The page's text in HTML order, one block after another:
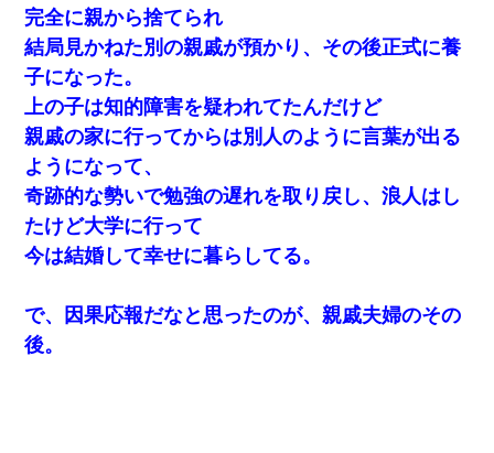
完全に親から捨てられ
結局見かねた別の親戚が預かり、その後正式に養
子になった。
上の子は知的障害を疑われてたんだけど
親戚の家に行ってからは別人のように言葉が出る
ようになって、
奇跡的な勢いで勉強の遅れを取り戻し、浪人はし
たけど大学に行って
今は結婚して幸せに暮らしてる。
で、因果応報だなと思ったのが、親戚夫婦のその
後。